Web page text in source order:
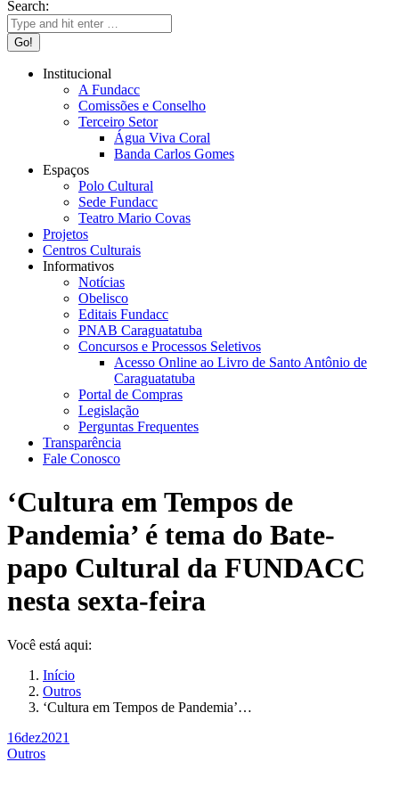
Search:
Institucional
A Fundacc
Comissões e Conselho
Terceiro Setor
Água Viva Coral
Banda Carlos Gomes
Espaços
Polo Cultural
Sede Fundacc
Teatro Mario Covas
Projetos
Centros Culturais
Informativos
Notícias
Obelisco
Editais Fundacc
PNAB Caraguatatuba
Concursos e Processos Seletivos
Acesso Online ao Livro de Santo Antônio de
Caraguatatuba
Portal de Compras
Legislação
Perguntas Frequentes
Transparência
Fale Conosco
‘Cultura em Tempos de
Pandemia’ é tema do Bate-
papo Cultural da FUNDACC
nesta sexta-feira
Você está aqui:
Início
Outros
‘Cultura em Tempos de Pandemia’…
16dez2021
Outros